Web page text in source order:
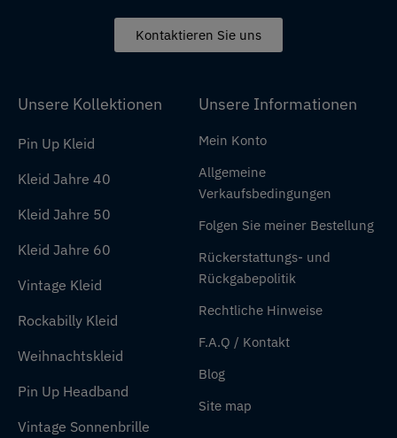
Kontaktieren Sie uns
Unsere Kollektionen
Pin Up Kleid
Kleid Jahre 40
Kleid Jahre 50
Kleid Jahre 60
Vintage Kleid
Rockabilly Kleid
Weihnachtskleid
Pin Up Headband
Vintage Sonnenbrille
Unsere Informationen
Mein Konto
Allgemeine
Verkaufsbedingungen
Folgen Sie meiner Bestellung
Rückerstattungs- und
Rückgabepolitik
Rechtliche Hinweise
F.A.Q / Kontakt
Blog
Site map